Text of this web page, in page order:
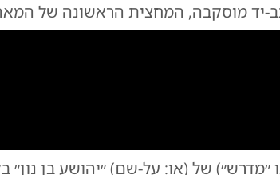
יד מוסקבה, המחצית הראשונה של המאה
|צילום:צילום: באדיבות ערוץ
״מדרש״) של (או: על-שם) ״יהושע בן נון״